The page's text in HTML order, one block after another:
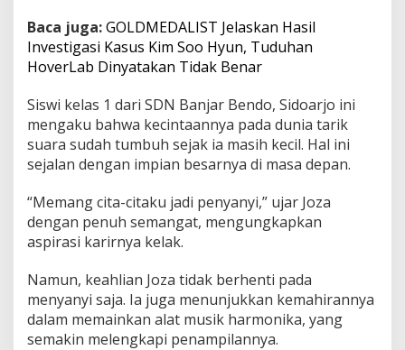
Baca juga:GOLDMEDALIST Jelaskan Hasil
Investigasi Kasus Kim Soo Hyun, Tuduhan
HoverLab Dinyatakan Tidak Benar
Siswi kelas 1 dari SDN Banjar Bendo, Sidoarjo ini
mengaku bahwa kecintaannya pada dunia tarik
suara sudah tumbuh sejak ia masih kecil. Hal ini
sejalan dengan impian besarnya di masa depan.
“Memang cita-citaku jadi penyanyi,” ujar Joza
dengan penuh semangat, mengungkapkan
aspirasi karirnya kelak.
Namun, keahlian Joza tidak berhenti pada
menyanyi saja. Ia juga menunjukkan kemahirannya
dalam memainkan alat musik harmonika, yang
semakin melengkapi penampilannya.